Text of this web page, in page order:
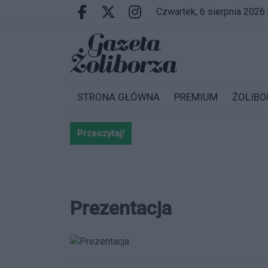
Przejdź do głównych treści
Przejdź do wyszukiwarki
Przejdź do głównego menu
Facebook.com
X.comInstagram.com
czwartek, 6 sierpnia 2026
STRONA GŁÓWNA PREMIUM
Przeczytaj!
Prezentacja